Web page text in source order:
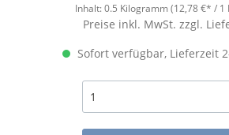
Inhalt:0.5 Kilogramm(12,78 €* / 1
Preise inkl. MwSt. zzgl.
Sofort verfügbar, Lieferzeit